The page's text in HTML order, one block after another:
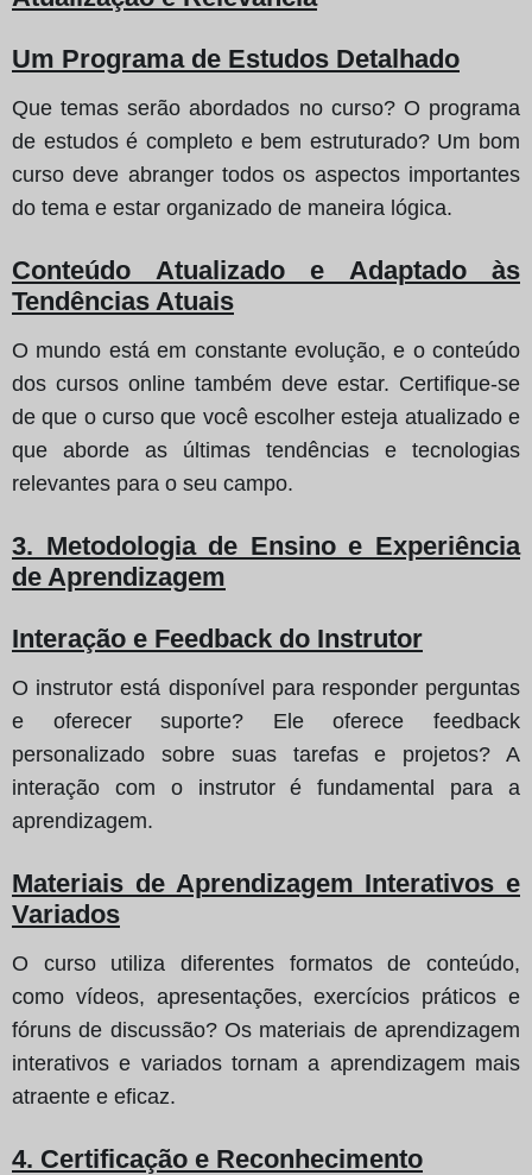
Um Programa de Estudos Detalhado
Que temas serão abordados no curso? O programa
de estudos é completo e bem estruturado? Um bom
curso deve abranger todos os aspectos importantes
do tema e estar organizado de maneira lógica.
Conteúdo Atualizado e Adaptado às
Tendências Atuais
O mundo está em constante evolução, e o conteúdo
dos cursos online também deve estar. Certifique-se
de que o curso que você escolher esteja atualizado e
que aborde as últimas tendências e tecnologias
relevantes para o seu campo.
3. Metodologia de Ensino e Experiência
de Aprendizagem
Interação e Feedback do Instrutor
O instrutor está disponível para responder perguntas
e oferecer suporte? Ele oferece feedback
personalizado sobre suas tarefas e projetos? A
interação com o instrutor é fundamental para a
aprendizagem.
Materiais de Aprendizagem Interativos e
Variados
O curso utiliza diferentes formatos de conteúdo,
como vídeos, apresentações, exercícios práticos e
fóruns de discussão? Os materiais de aprendizagem
interativos e variados tornam a aprendizagem mais
atraente e eficaz.
4. Certificação e Reconhecimento